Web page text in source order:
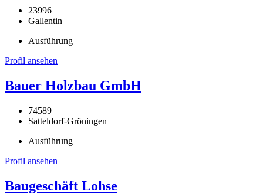
23996
Gallentin
Ausführung
Profil ansehen
Bauer Holzbau GmbH
74589
Satteldorf-Gröningen
Ausführung
Profil ansehen
Baugeschäft Lohse